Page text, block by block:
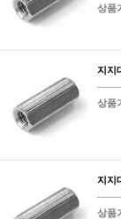
상품
지지
상품
지지
상품